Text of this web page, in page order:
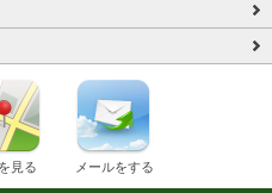
見る メールをする